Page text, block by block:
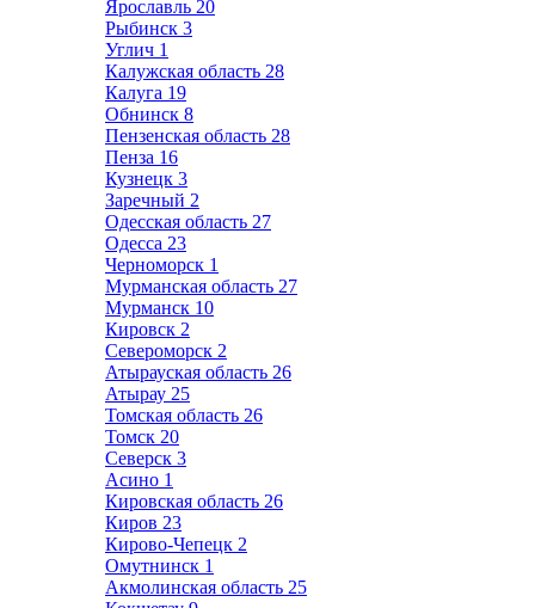
Ярославль 20
Рыбинск 3
Углич 1
Калужская область 28
Калуга 19
Обнинск 8
Пензенская область 28
Пенза 16
Кузнецк 3
Заречный 2
Одесская область 27
Одесса 23
Черноморск 1
Мурманская область 27
Мурманск 10
Кировск 2
Североморск 2
Атырауская область 26
Атырау 25
Томская область 26
Томск 20
Северск 3
Асино 1
Кировская область 26
Киров 23
Кирово-Чепецк 2
Омутнинск 1
Акмолинская область 25